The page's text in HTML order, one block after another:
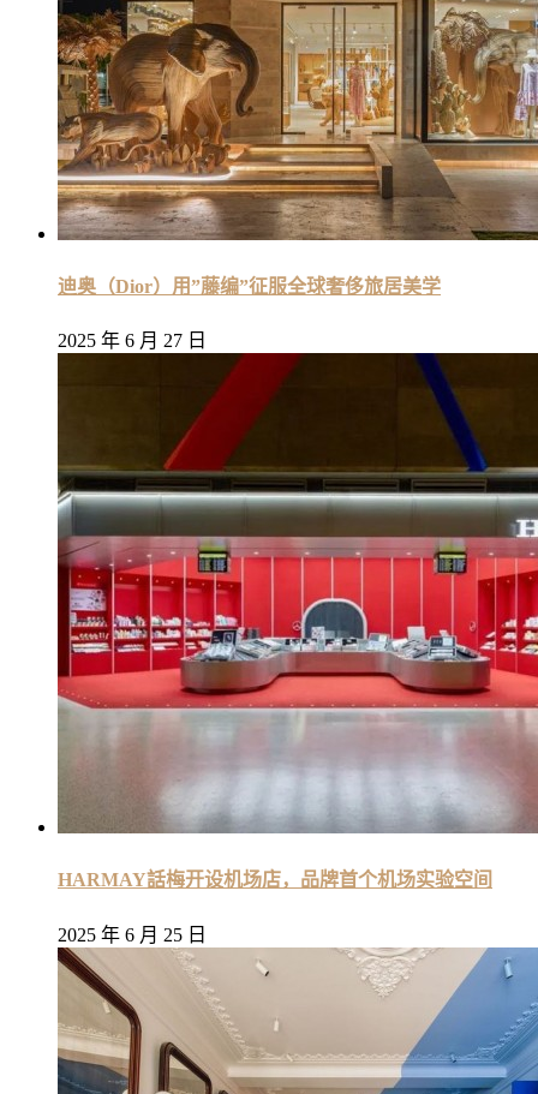
迪奥（Dior）用”藤编”征服全球奢侈旅居美学
2025 年 6 月 27 日
HARMAY話梅开设机场店，品牌首个机场实验空间
2025 年 6 月 25 日